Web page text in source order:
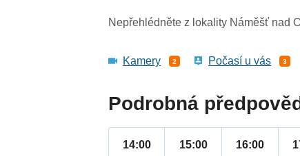
Nepřehlédněte z lokality Náměšť nad
Kamery 2 Počasí u vás 3
Podrobná
14:00 15:00 16:00